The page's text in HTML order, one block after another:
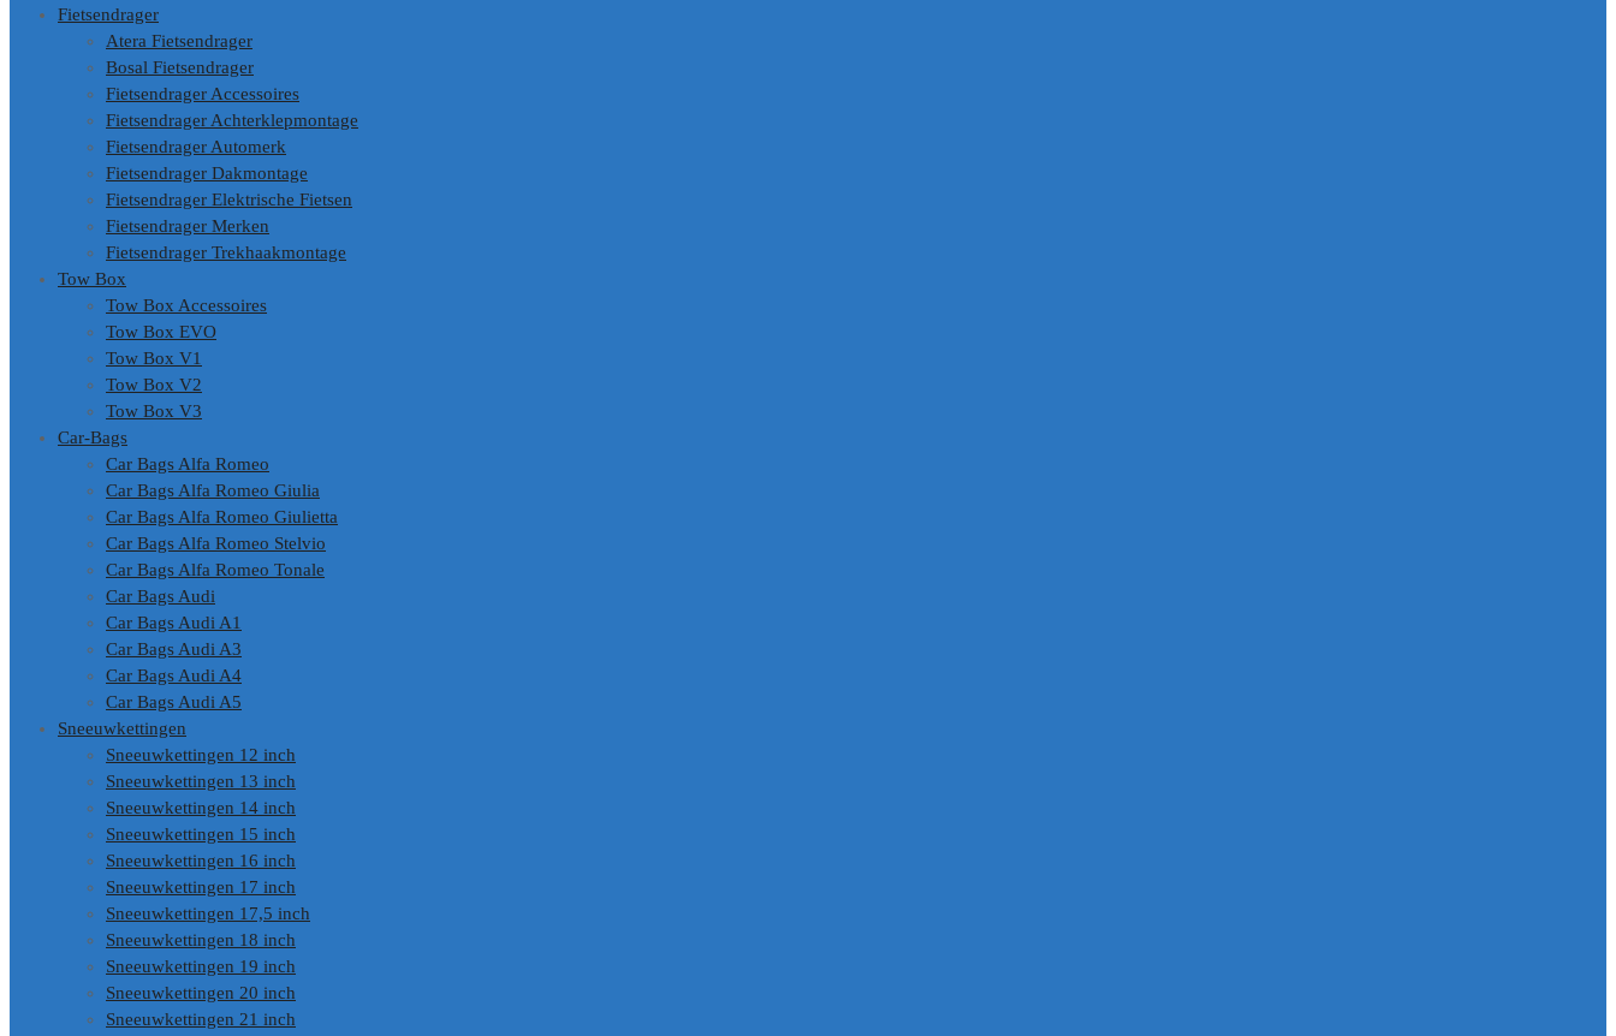
Fietsendrager
Atera Fietsendrager
Bosal Fietsendrager
Fietsendrager Accessoires
Fietsendrager Achterklepmontage
Fietsendrager Automerk
Fietsendrager Dakmontage
Fietsendrager Elektrische Fietsen
Fietsendrager Merken
Fietsendrager Trekhaakmontage
Tow Box
Tow Box Accessoires
Tow Box EVO
Tow Box V1
Tow Box V2
Tow Box V3
Car-Bags
Car Bags Alfa Romeo
Car Bags Alfa Romeo Giulia
Car Bags Alfa Romeo Giulietta
Car Bags Alfa Romeo Stelvio
Car Bags Alfa Romeo Tonale
Car Bags Audi
Car Bags Audi A1
Car Bags Audi A3
Car Bags Audi A4
Car Bags Audi A5
Sneeuwkettingen
Sneeuwkettingen 12 inch
Sneeuwkettingen 13 inch
Sneeuwkettingen 14 inch
Sneeuwkettingen 15 inch
Sneeuwkettingen 16 inch
Sneeuwkettingen 17 inch
Sneeuwkettingen 17,5 inch
Sneeuwkettingen 18 inch
Sneeuwkettingen 19 inch
Sneeuwkettingen 20 inch
Sneeuwkettingen 21 inch